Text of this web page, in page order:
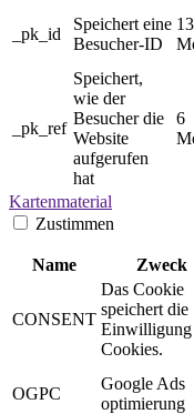
_pk_id
Speichert eine
Besucher-ID
13
_pk_ref
Speichert,
wie der
Besucher die
Website
aufgerufen
hat
6
Kartenmaterial
Zustimmen
Name Zweck
CONSENT
Das Cookie
speichert die
Einwilligung
Cookies.
OGPC
Google Ads
optimierung